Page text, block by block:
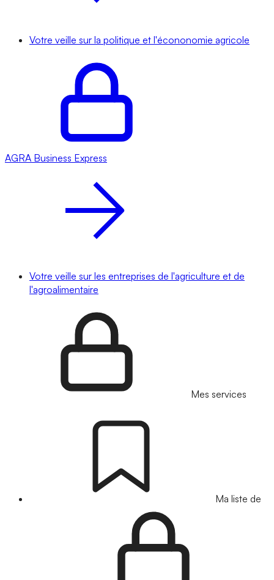
Votre veille sur la politique et l'écononomie agricole
AGRA Business Express
Votre veille sur les entreprises de l'agriculture et de
l'agroalimentaire
Mes services
Ma liste de